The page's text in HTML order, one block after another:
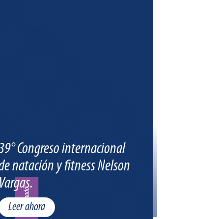
Patrocinado
Congreso internacional
natación y fitness Nelson
Vargas.
Leer ahora